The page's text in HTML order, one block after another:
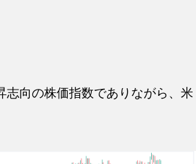
志向の株価指数でありながら、米